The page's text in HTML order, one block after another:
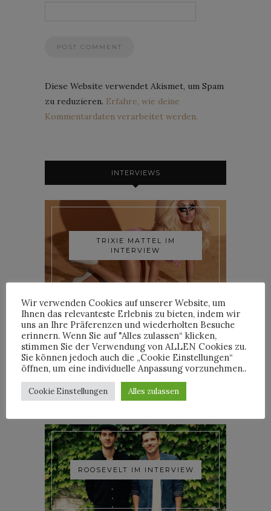
Diese Website verwendet Akismet, um Spam
zu reduzieren. Erfahre, wie deine
Kommentardaten verarbeitet werden.
INTERVIEWS
TRIXIE MATTEL IM
INTERVIEW
YOANN LEMOINE AKA
WOODKID IM INTERVIEW
ROOSEVELT IM INTERVIEW
Wir verwenden Cookies auf unserer Website, um
Ihnen das relevanteste Erlebnis zu bieten, indem wir
uns an Ihre Präferenzen und wiederholten Besuche
erinnern. Wenn Sie auf "Alles zulassen“ klicken,
stimmen Sie der Verwendung von ALLEN Cookies zu.
Sie können jedoch auch die „Cookie Einstellungen“
öffnen, um eine individuelle Anpassung vorzunehmen..
Cookie Einstellungen Alles zulassen